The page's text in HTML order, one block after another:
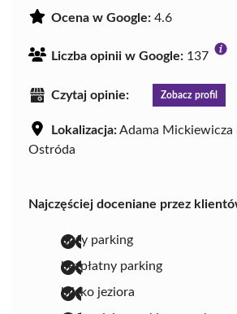
Ocena w Google: 4.6
Liczba opinii w Google: 137
Czytaj opinie: Zobacz profil
Lokalizacja:Adama Mickiewicza
Ostróda
Najczęściej doceniane przez
duży parking
bezpłatny parking
blisko jeziora